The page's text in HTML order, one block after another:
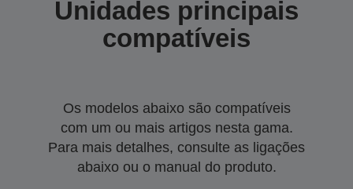
Unidades principais
compatíveis
Os modelos abaixo são compatíveis
com um ou mais artigos nesta gama.
Para mais detalhes, consulte as ligações
abaixo ou o manual do produto.